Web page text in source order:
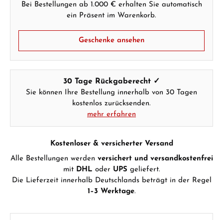
Bei Bestellungen ab 1.000 € erhalten Sie automatisch
ein Präsent im Warenkorb.
Geschenke ansehen
30 Tage Rückgaberecht ✓
Sie können Ihre Bestellung innerhalb von 30 Tagen
kostenlos zurücksenden.
mehr erfahren
Kostenloser & versicherter Versand
Alle Bestellungen werden versichert und versandkostenfrei
mit DHL oder UPS geliefert.
Die Lieferzeit innerhalb Deutschlands beträgt in der Regel
1–3 Werktage.